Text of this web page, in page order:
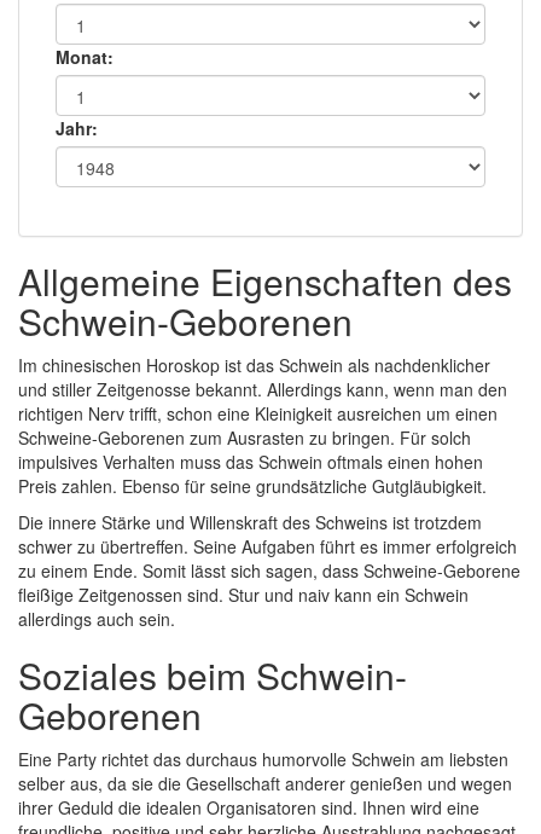
Monat:
Jahr:
Allgemeine Eigenschaften des
Schwein-Geborenen
Im chinesischen Horoskop ist das Schwein als nachdenklicher
und stiller Zeitgenosse bekannt. Allerdings kann, wenn man den
richtigen Nerv trifft, schon eine Kleinigkeit ausreichen um einen
Schweine-Geborenen zum Ausrasten zu bringen. Für solch
impulsives Verhalten muss das Schwein oftmals einen hohen
Preis zahlen. Ebenso für seine grundsätzliche Gutgläubigkeit.
Die innere Stärke und Willenskraft des Schweins ist trotzdem
schwer zu übertreffen. Seine Aufgaben führt es immer erfolgreich
zu einem Ende. Somit lässt sich sagen, dass Schweine-Geborene
fleißige Zeitgenossen sind. Stur und naiv kann ein Schwein
allerdings auch sein.
Soziales beim Schwein-
Geborenen
Eine Party richtet das durchaus humorvolle Schwein am liebsten
selber aus, da sie die Gesellschaft anderer genießen und wegen
ihrer Geduld die idealen Organisatoren sind. Ihnen wird eine